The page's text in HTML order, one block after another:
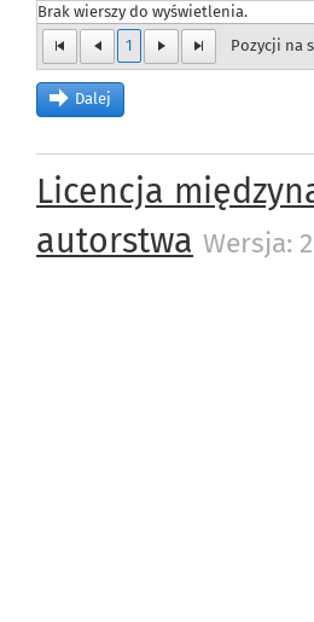
1 Pozycji na
Brak wierszy do wyświetlenia.
Dalej
Licencja
autorstwa Wersja: